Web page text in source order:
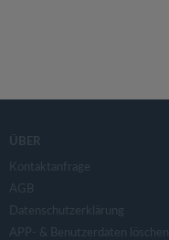
ÜBER
Kontaktanfrage
AGB
Datenschutzerklärung
APP- & Benutzerdaten löschen